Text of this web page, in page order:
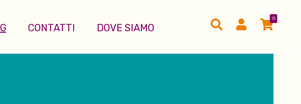
CONTATTI DOVE SIAMO
0